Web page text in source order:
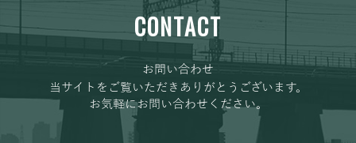
CONTACT
お問い合わせ
当サイトをご覧いただきありがとうございます。
お気軽にお問い合わせください。